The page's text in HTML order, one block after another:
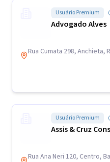
Usuário Premium
Advogado Alves
Rua Cumata 298, Anchieta,
Usuário Premium
Assis & Cruz
Rua Ana Neri 120, Centro,